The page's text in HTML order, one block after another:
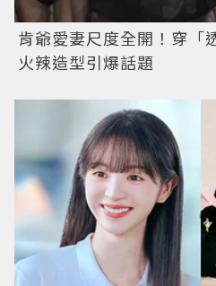
肯爺愛妻尺度全開！穿「
火辣造型引爆話題